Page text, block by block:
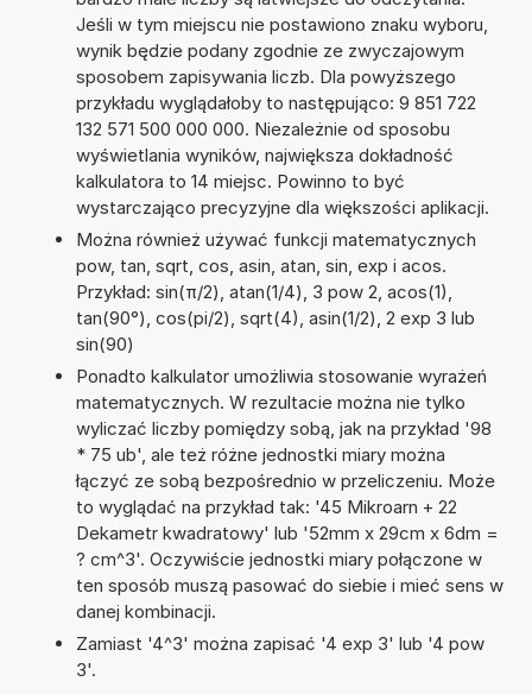
Jeśli w tym miejscu nie postawiono znaku wyboru,
wynik będzie podany zgodnie ze zwyczajowym
sposobem zapisywania liczb. Dla powyższego
przykładu wyglądałoby to następująco: 9 851 722
132 571 500 000 000. Niezależnie od sposobu
wyświetlania wyników, największa dokładność
kalkulatora to 14 miejsc. Powinno to być
wystarczająco precyzyjne dla większości aplikacji.
Można również używać funkcji matematycznych
pow, tan, sqrt, cos, asin, atan, sin, exp i acos.
Przykład: sin(π/2), atan(1/4), 3 pow 2, acos(1),
tan(90°), cos(pi/2), sqrt(4), asin(1/2), 2 exp 3 lub
sin(90)
Ponadto kalkulator umożliwia stosowanie wyrażeń
matematycznych. W rezultacie można nie tylko
wyliczać liczby pomiędzy sobą, jak na przykład '98
* 75 ub', ale też różne jednostki miary można
łączyć ze sobą bezpośrednio w przeliczeniu. Może
to wyglądać na przykład tak: '45 Mikroarn + 22
Dekametr kwadratowy' lub '52mm x 29cm x 6dm =
? cm^3'. Oczywiście jednostki miary połączone w
ten sposób muszą pasować do siebie i mieć sens w
danej kombinacji.
Zamiast '4^3' można zapisać '4 exp 3' lub '4 pow
3'.